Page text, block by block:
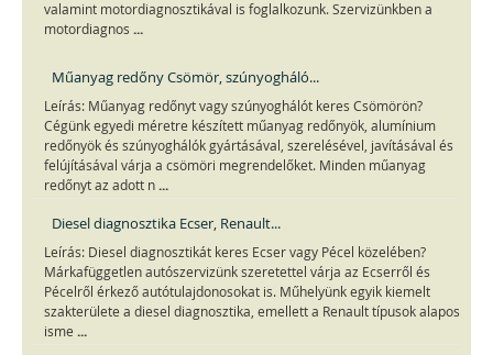
valamint motordiagnosztikával is foglalkozunk. Szervizünkben a
motordiagnos ...
Műanyag redőny Csömör, szúnyogháló...
Leírás: Műanyag redőnyt vagy szúnyoghálót keres Csömörön?
Cégünk egyedi méretre készített műanyag redőnyök, alumínium
redőnyök és szúnyoghálók gyártásával, szerelésével, javításával és
felújításával várja a csömöri megrendelőket. Minden műanyag
redőnyt az adott n ...
Diesel diagnosztika Ecser, Renault...
Leírás: Diesel diagnosztikát keres Ecser vagy Pécel közelében?
Márkafüggetlen autószervizünk szeretettel várja az Ecserről és
Pécelről érkező autótulajdonosokat is. Műhelyünk egyik kiemelt
szakterülete a diesel diagnosztika, emellett a Renault típusok alapos
isme ...